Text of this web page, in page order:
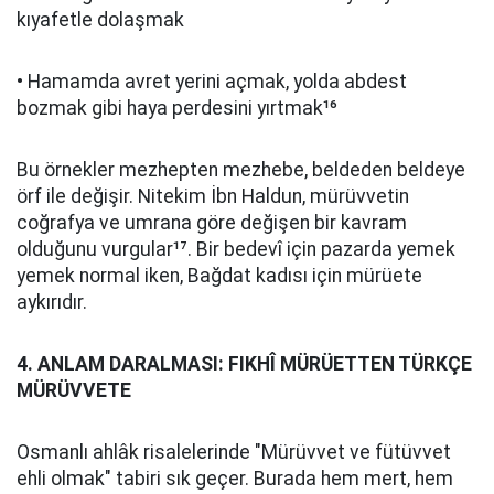
kıyafetle dolaşmak
• Hamamda avret yerini açmak, yolda abdest
bozmak gibi haya perdesini yırtmak¹⁶
Bu örnekler mezhepten mezhebe, beldeden beldeye
örf ile değişir. Nitekim İbn Haldun, mürüvvetin
coğrafya ve umrana göre değişen bir kavram
olduğunu vurgular¹⁷. Bir bedevî için pazarda yemek
yemek normal iken, Bağdat kadısı için mürüete
aykırıdır.
4. ANLAM DARALMASI: FIKHÎ MÜRÜETTEN TÜRKÇE
MÜRÜVVETE
Osmanlı ahlâk risalelerinde "Mürüvvet ve fütüvvet
ehli olmak" tabiri sık geçer. Burada hem mert, hem